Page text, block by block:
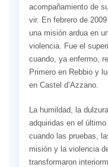
acompañamiento de
vir. En febrero de
una misión ardua en
violencia. Fue el
cuando, ya enfermo,
Primero en Rebbio y
en Castel d’Azzano.
La humildad, la
adquiridas en el
cuando las pruebas,
misión y la violencia
transformaron